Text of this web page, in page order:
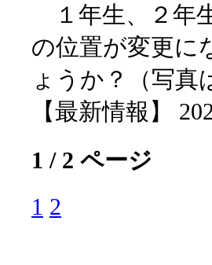
１年生、２年
の位置が変更に
ょうか？（写真
【最新情報】
1 / 2 ページ
1 2